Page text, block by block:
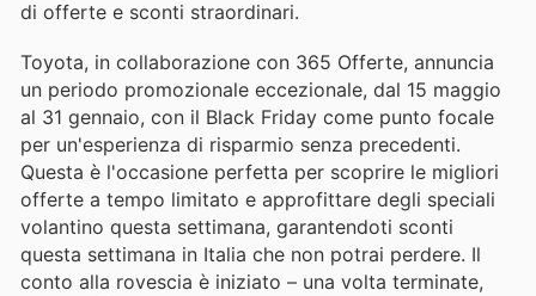
di offerte e sconti straordinari.
Toyota, in collaborazione con 365 Offerte, annuncia
un periodo promozionale eccezionale, dal 15 maggio
al 31 gennaio, con il Black Friday come punto focale
per un'esperienza di risparmio senza precedenti.
Questa è l'occasione perfetta per scoprire le migliori
offerte a tempo limitato e approfittare degli speciali
volantino questa settimana, garantendoti sconti
questa settimana in Italia che non potrai perdere. Il
conto alla rovescia è iniziato – una volta terminate,